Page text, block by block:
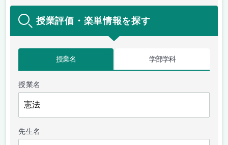
授業評価・楽単情報を探す
授業名 学部学科
授業名
先生名